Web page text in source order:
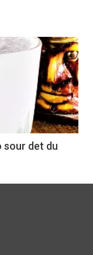
sour det du